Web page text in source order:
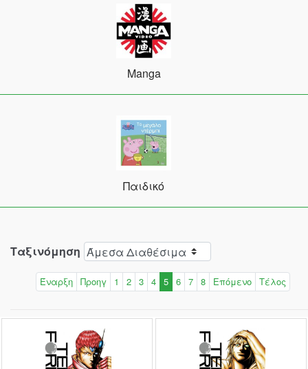
Manga
Παιδικό
Ταξινόμηση
Έναρξη Προηγ 1 2 3 4 5 6 7 8 Επόμενο Τέλος